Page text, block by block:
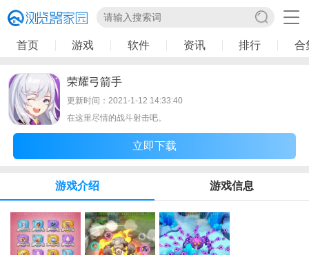
首页 游戏 软件 资讯 排行 合
荣耀弓箭手
更新时间：2021-1-12 14:33:40
在这里尽情的战斗射击吧。
立即下载
游戏介绍 游戏信息